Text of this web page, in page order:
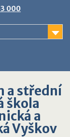
000
a střední
škola
a
Vyškov